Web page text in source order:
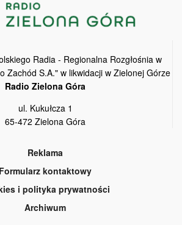
Radia - Regionalna Rozgłośnia w
Zachód S.A." w likwidacji w Zielonej Górze
Radio Zielona Góra
ul. Kukułcza 1
65-472 Zielona Góra
Reklama
Formularz kontaktowy
i polityka prywatności
Archiwum